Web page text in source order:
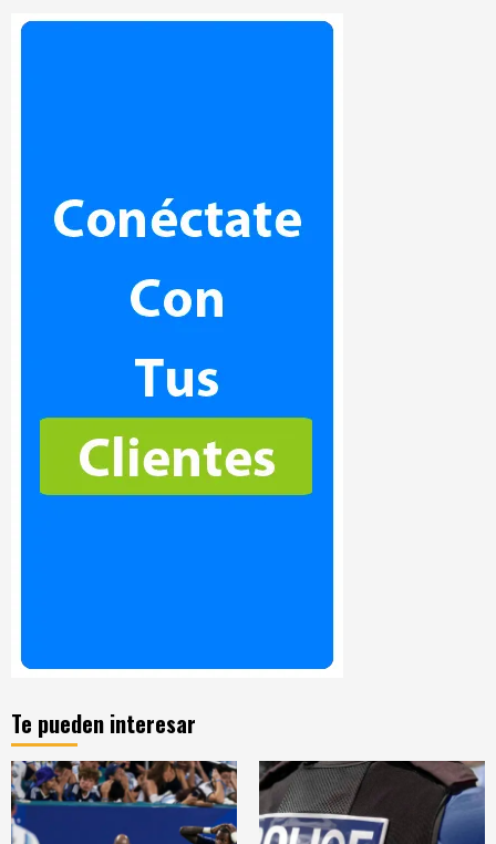
Te pueden interesar